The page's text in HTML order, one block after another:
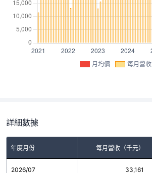
月均價 每月營收
詳細數據
年度月份 每月營收（千元）
2026/07 33,161